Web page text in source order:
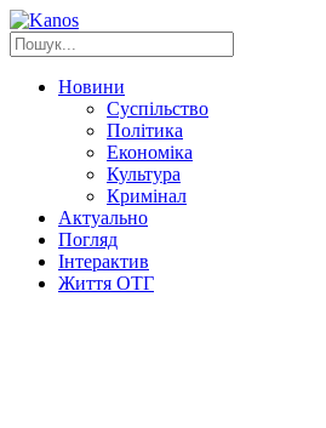
Новини
Суспільство
Політика
Економіка
Культура
Кримінал
Актуально
Погляд
Інтерактив
Життя ОТГ